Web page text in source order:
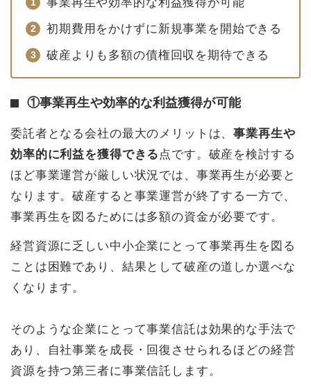
初期費用をかけずに新規事業を開始できる
破産よりも多額の債権回収を期待できる
①事業再生や効率的な利益獲得が可能
委託者となる会社の最大のメリットは、事業再生や
効率的に利益を獲得できる 点です。破産を検討する
ほど事業運営が厳しい状況では、事業再生が必要と
なります。破産すると事業運営が終了する一方で、
事業再生を図るためには多額の資金が必要です。
経営資源に乏しい中小企業にとって事業再生を図る
ことは困難であり、結果として破産の道しか選べな
くなります。
そのような企業にとって事業信託は効果的な手法で
あり、自社事業を成長・回復させられるほどの経営
資源を持つ第三者に事業信託します。